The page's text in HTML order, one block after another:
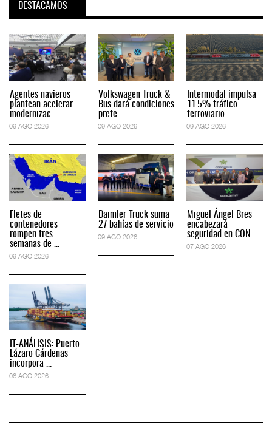
DESTACAMOS
Agentes navieros
plantean acelerar
modernizac ...
09 AGO 2026
Fletes de
contenedores
rompen tres
semanas de ...
09 AGO 2026
IT-ANÁLISIS: Puerto
Lázaro Cárdenas
incorpora ...
06 AGO 2026
Volkswagen Truck &
Bus dará condiciones
prefe ...
09 AGO 2026
Daimler Truck suma
27 bahías de servicio
09 AGO 2026
Intermodal impulsa
11.5% tráfico
ferroviario ...
09 AGO 2026
Miguel Ángel Bres
encabezará
seguridad en CON ...
07 AGO 2026